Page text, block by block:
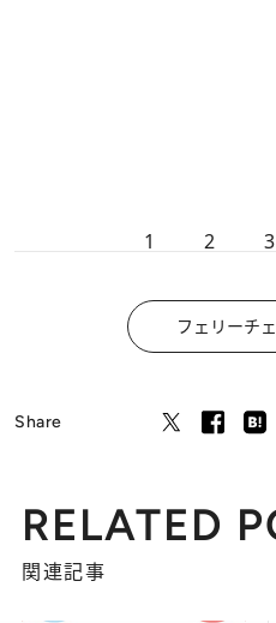
1 2 3
フェリーチ
Share
RELATED
関連記事